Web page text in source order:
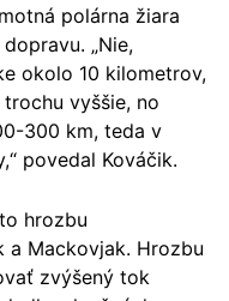
polárna žiara
„Nie,
okolo 10 kilometrov,
vyššie, no
300 km, teda v
povedal Kováčik.
hrozbu
a Mackovjak. Hrozbu
zvýšený tok